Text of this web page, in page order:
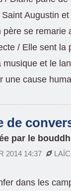
Augustin
père se remarie
/ Elle sent la
et le
une cause
de
par le
2014 14:37
dans les